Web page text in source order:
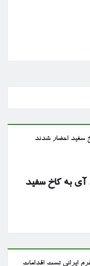
آی به کاخ سفید